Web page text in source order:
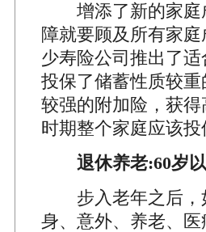
增添了新的家庭
障就要顾及所有家
少寿险公司推出了
投保了储蓄性质较
较强的附加险，获
时期整个家庭应该投
退休养老:60岁
步入老年之后，
身、意外、养老、